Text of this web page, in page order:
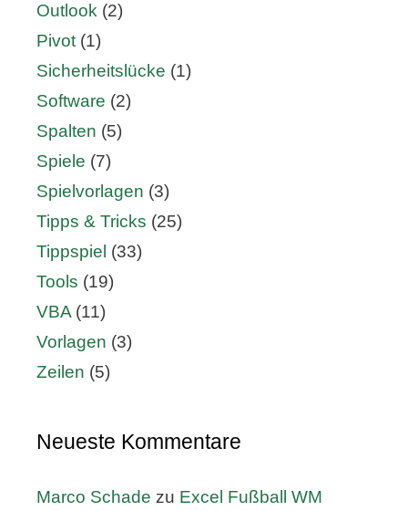
Outlook (2)
Pivot (1)
Sicherheitslücke (1)
Software (2)
Spalten (5)
Spiele (7)
Spielvorlagen (3)
Tipps & Tricks (25)
Tippspiel (33)
Tools (19)
VBA (11)
Vorlagen (3)
Zeilen (5)
Neueste Kommentare
Marco Schade zu Excel Fußball WM